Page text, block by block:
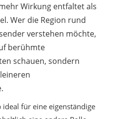
Wirkung entfaltet als
Wer die Region rund
verstehen möchte,
berühmte
schauen, sondern
ideal für eine eigenständige